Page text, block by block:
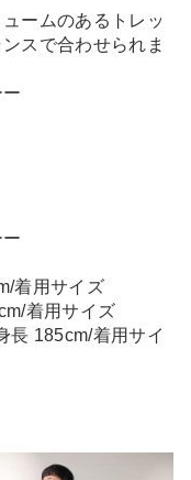
ームのあるトレッ
スで合わせられま
着用サイズ
着用サイズ
長 185cm/着用サイ